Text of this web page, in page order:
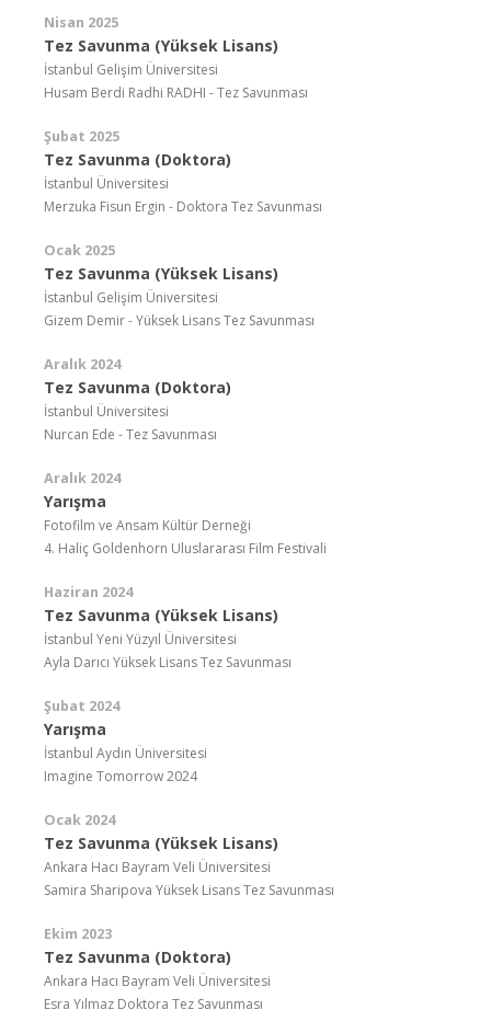
Nisan 2025
Tez Savunma (Yüksek Lisans)
İstanbul Gelişim Üniversitesi
Husam Berdi Radhi RADHI - Tez Savunması
Şubat 2025
Tez Savunma (Doktora)
İstanbul Üniversitesi
Merzuka Fisun Ergin - Doktora Tez Savunması
Ocak 2025
Tez Savunma (Yüksek Lisans)
İstanbul Gelişim Üniversitesi
Gizem Demir - Yüksek Lisans Tez Savunması
Aralık 2024
Tez Savunma (Doktora)
İstanbul Üniversitesi
Nurcan Ede - Tez Savunması
Aralık 2024
Yarışma
Fotofilm ve Ansam Kültür Derneği
4. Haliç Goldenhorn Uluslararası Film Festivali
Haziran 2024
Tez Savunma (Yüksek Lisans)
İstanbul Yeni Yüzyıl Üniversitesi
Ayla Darıcı Yüksek Lisans Tez Savunması
Şubat 2024
Yarışma
İstanbul Aydın Üniversitesi
Imagine Tomorrow 2024
Ocak 2024
Tez Savunma (Yüksek Lisans)
Ankara Hacı Bayram Veli Üniversitesi
Samira Sharipova Yüksek Lisans Tez Savunması
Ekim 2023
Tez Savunma (Doktora)
Ankara Hacı Bayram Veli Üniversitesi
Esra Yılmaz Doktora Tez Savunması